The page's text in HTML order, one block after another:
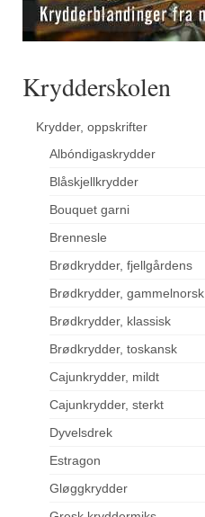
Krydderskolen
Krydder, oppskrifter
Albóndigaskrydder
Blåskjellkrydder
Bouquet garni
Brennesle
Brødkrydder, fjellgårdens
Brødkrydder, gammelnorsk
Brødkrydder, klassisk
Brødkrydder, toskansk
Cajunkrydder, mildt
Cajunkrydder, sterkt
Dyvelsdrek
Estragon
Gløggkrydder